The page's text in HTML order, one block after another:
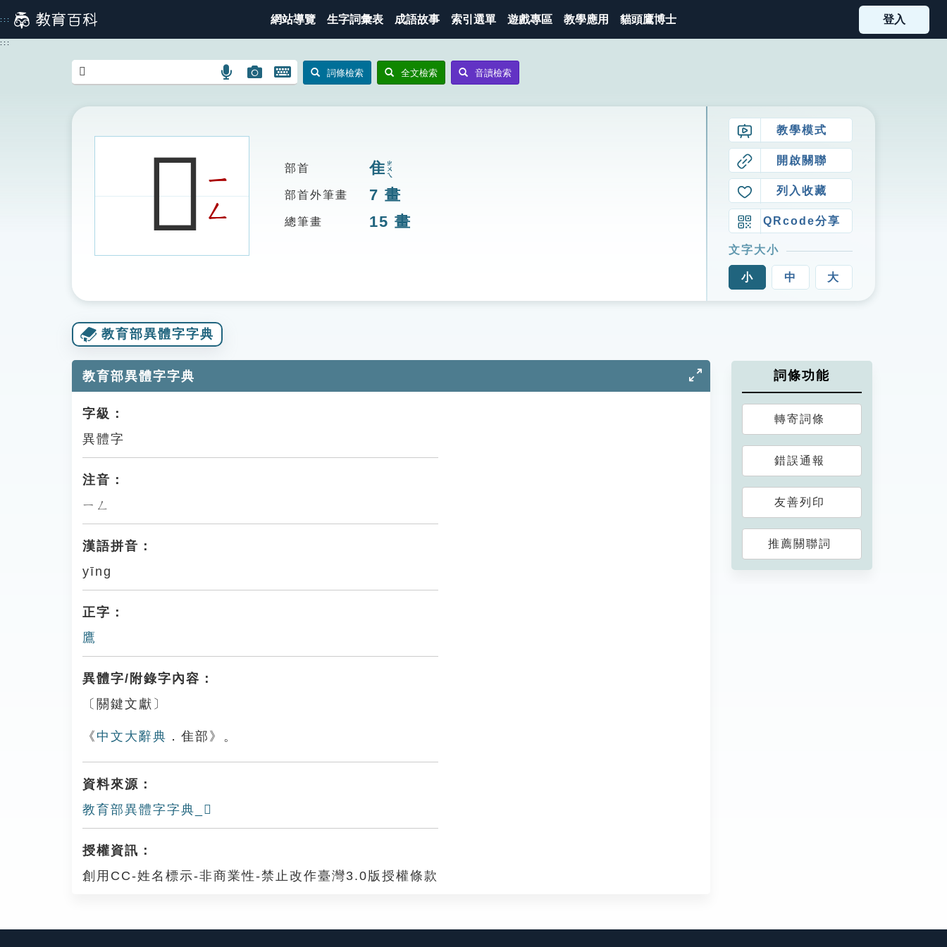
到
主
::: 網站導覽 生字詞彙表 成語故事 索引選單 遊戲專區 教學應用 貓頭鷹博士 登入
:::
語
搜
圖
圖
搜
開
鍵
詞條檢索 全文檢索 音讀檢索
𨿳ㄧ
ㄥ
部首 隹ㄓㄨㄟ
部首外筆畫 7 畫
總筆畫 15 畫
教學模式
開啟關聯
列入收藏
QRcode分享
文字大小
小 中 大
教育部異體字字典
教育部異體字字典
字級：
異體字
注音：
ㄧㄥ
漢語拼音：
yīng
正字：
鷹
異體字/附錄字內容：
〔關鍵文獻〕
《 中文大辭典 ．隹部》。
資料來源：
教育部異體字字典_𨿳
授權資訊：
創用CC-姓名標示-非商業性-禁止改作臺灣3.0版授權條款
詞條功能
轉寄詞條
錯誤通報
友善列印
推薦關聯詞